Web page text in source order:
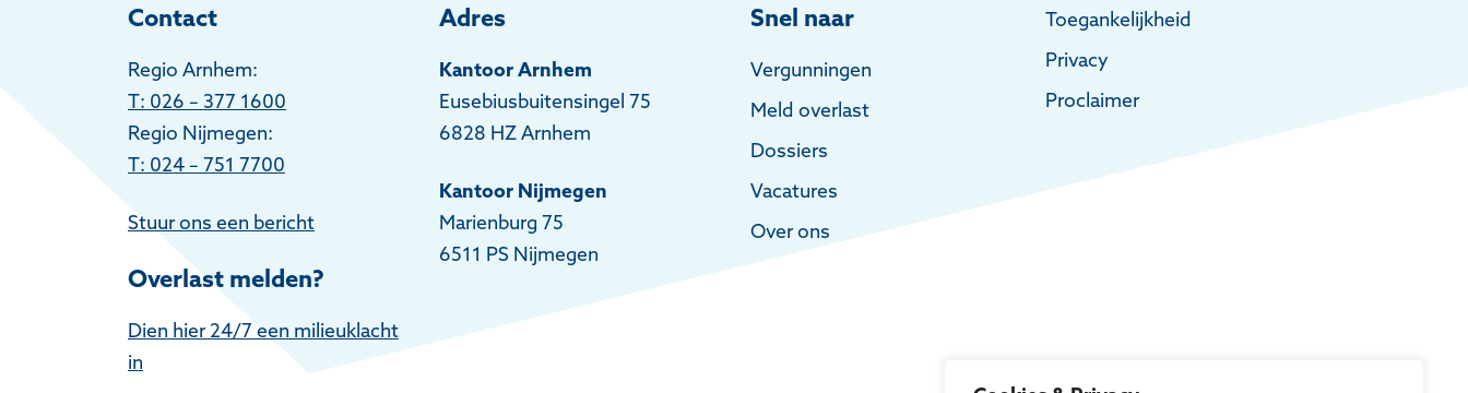
Contact
Regio Arnhem:
T: 026 – 377 1600
Regio Nijmegen:
T: 024 – 751 7700
Stuur ons een bericht
Overlast melden?
Dien hier 24/7 een milieuklacht
in
Adres
Kantoor Arnhem
Eusebiusbuitensingel 75
6828 HZ Arnhem
Kantoor Nijmegen
Marienburg 75
6511 PS Nijmegen
Snel naar
Vergunningen
Meld overlast
Dossiers
Vacatures
Over ons
Toegankelijkheid
Privacy
Proclaimer